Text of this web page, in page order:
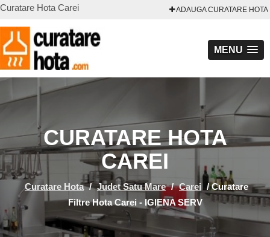
Curatare Hota Carei ADAUGA CURATARE HOTA
MENU
CURATARE HOTA
CAREI
Curatare Hota / Judet Satu Mare / Carei /Curatare
Filtre Hota Carei - IGIENA SERV